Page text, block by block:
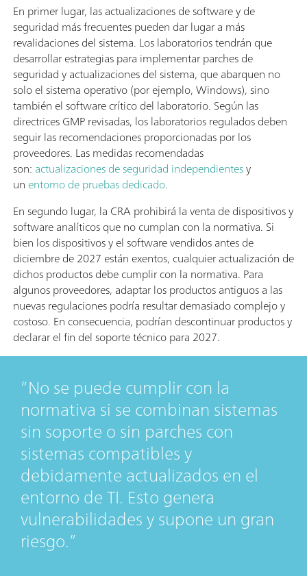
En primer lugar, las actualizaciones de software y de
seguridad más frecuentes pueden dar lugar a más
revalidaciones del sistema. Los laboratorios tendrán que
desarrollar estrategias para implementar parches de
seguridad y actualizaciones del sistema, que abarquen no
solo el sistema operativo (por ejemplo, Windows), sino
también el software crítico del laboratorio. Según las
directrices GMP revisadas, los laboratorios regulados deben
seguir las recomendaciones proporcionadas por los
proveedores. Las medidas recomendadas
son: actualizaciones de seguridad independientesy
un entorno de pruebas dedicado.
En segundo lugar, la CRA prohibirá la venta de dispositivos y
software analíticos que no cumplan con la normativa. Si
bien los dispositivos y el software vendidos antes de
diciembre de 2027 están exentos, cualquier actualización de
dichos productos debe cumplir con la normativa. Para
algunos proveedores, adaptar los productos antiguos a las
nuevas regulaciones podría resultar demasiado complejo y
costoso. En consecuencia, podrían descontinuar productos y
declarar el fin del soporte técnico para 2027.
No se puede cumplir con la
normativa si se combinan sistemas
sin soporte o sin parches con
sistemas compatibles y
debidamente actualizados en el
entorno de TI. Esto genera
vulnerabilidades y supone un gran
riesgo.